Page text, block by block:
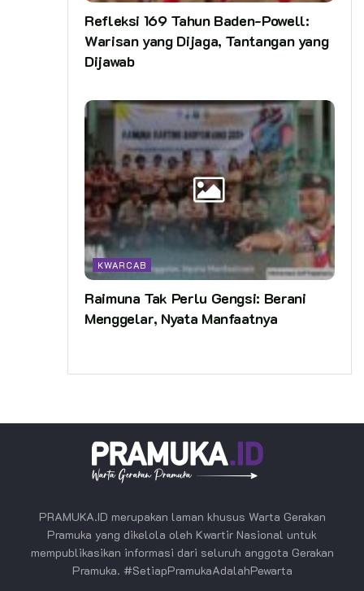
Refleksi 169 Tahun Baden-Powell:
Warisan yang Dijaga, Tantangan yang
Dijawab
KWARCAB
Raimuna Tak Perlu Gengsi: Berani
Menggelar, Nyata Manfaatnya
PRAMUKA.ID merupakan laman khusus Warta Gerakan
Pramuka yang dikelola oleh Kwartir Nasional untuk
mempublikasikan informasi dari seluruh anggota Gerakan
Pramuka. #SetiapPramukaAdalahPewarta